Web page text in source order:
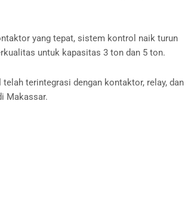
yang tepat, sistem kontrol naik turun
untuk kapasitas 3 ton dan 5 ton.
terintegrasi dengan kontaktor, relay, dan
Makassar.